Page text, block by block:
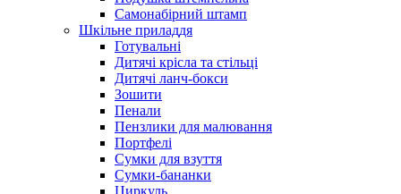
Самонабірний штамп
Шкільне приладдя
Готувальні
Дитячі крісла та стільці
Дитячі ланч-бокси
Зошити
Пенали
Пензлики для малювання
Портфелі
Сумки для взуття
Сумки-бананки
Циркуль